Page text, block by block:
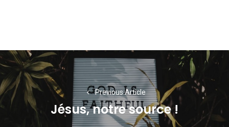
Navigation
de
l’article
Previous Article
Previous
post:
Jésus, notre source !